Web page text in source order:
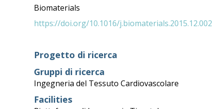
Biomaterials
https://doi.org/10.1016/j.biomaterials.2015.12.002
Progetto di ricerca
Gruppi di ricerca
Ingegneria del Tessuto Cardiovascolare
Facilities